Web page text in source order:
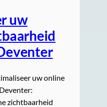
uw
uw online
zichtbaarheid